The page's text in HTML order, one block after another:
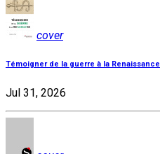
cover
Témoigner de la guerre à la Renaissance
Jul 31, 2026